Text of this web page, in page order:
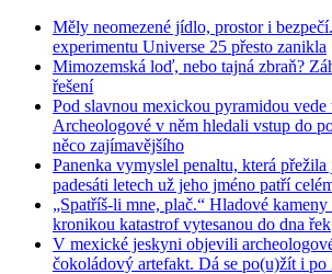
Měly neomezené jídlo, prostor i
experimentu Universe 25 přesto zanikla
Mimozemská loď, nebo tajná zbraň?
řešení
Pod slavnou mexickou pyramidou vede
Archeologové v něm hledali vstup do
něco zajímavějšího
Panenka vymyslel penaltu, která
padesáti letech už jeho jméno patří
„Spatříš-li mne, plač.“ Hladové
kronikou katastrof vytesanou do dna řek
V mexické jeskyni objevili
čokoládový artefakt. Dá se po(u)žít i po